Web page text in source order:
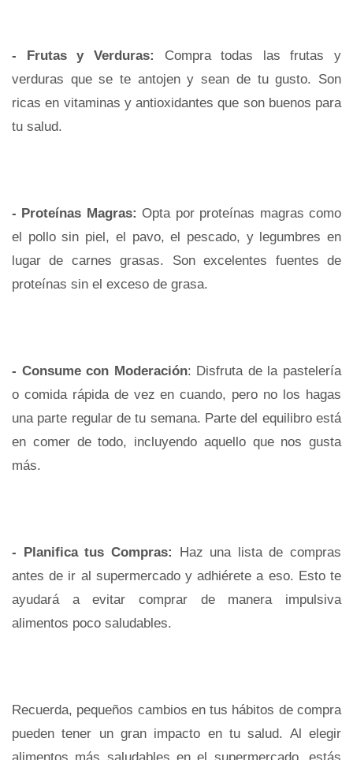
- Frutas y Verduras: Compra todas las frutas y
verduras que se te antojen y sean de tu gusto. Son
ricas en vitaminas y antioxidantes que son buenos para
tu salud.
- Proteínas Magras: Opta por proteínas magras como
el pollo sin piel, el pavo, el pescado, y legumbres en
lugar de carnes grasas. Son excelentes fuentes de
proteínas sin el exceso de grasa.
- Consume con Moderación: Disfruta de la pastelería
o comida rápida de vez en cuando, pero no los hagas
una parte regular de tu semana. Parte del equilibro está
en comer de todo, incluyendo aquello que nos gusta
más.
- Planifica tus Compras: Haz una lista de compras
antes de ir al supermercado y adhiérete a eso. Esto te
ayudará a evitar comprar de manera impulsiva
alimentos poco saludables.
Recuerda, pequeños cambios en tus hábitos de compra
pueden tener un gran impacto en tu salud. Al elegir
alimentos más saludables en el supermercado, estás